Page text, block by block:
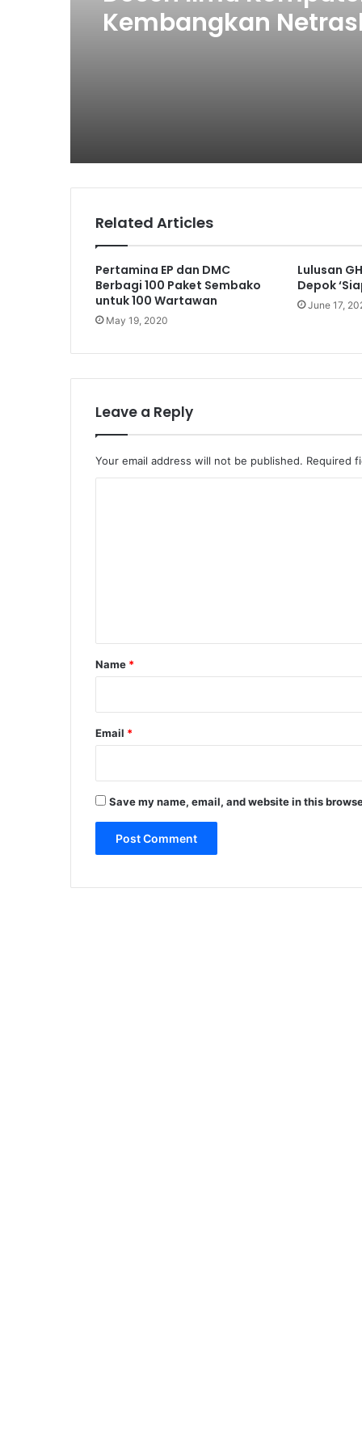
Kembangkan
Related Articles
Pertamina EP dan DMC
Berbagi 100 Paket Sembako
untuk 100 Wartawan
May 19, 2020
Lulusan
Depok
June 17,
Leave a Reply
Your email address will not be published. Required
*
Name *
Email *
Save my name, email, and website in this